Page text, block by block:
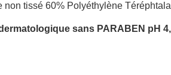
non tissé 60% Polyéthylène
sans PARABEN pH